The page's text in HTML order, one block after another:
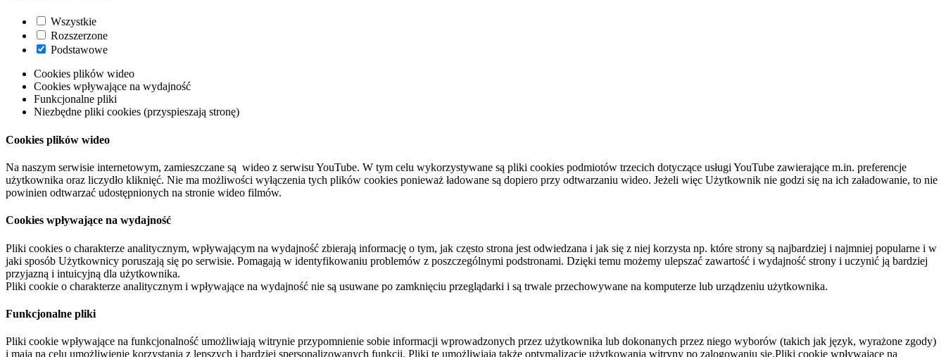
Wszystkie
Rozszerzone
Podstawowe
Cookies plików wideo
Cookies wpływające na wydajność
Funkcjonalne pliki
Niezbędne pliki cookies (przyspieszają stronę)
Cookies plików wideo
Na naszym serwisie internetowym, zamieszczane są wideo z serwisu YouTube. W tym celu wykorzystywane są pliki cookies podmiotów trzecich dotyczące usługi YouTube zawierające m.in. preferencje
użytkownika oraz liczydło kliknięć. Nie ma możliwości wyłączenia tych plików cookies ponieważ ładowane są dopiero przy odtwarzaniu wideo. Jeżeli więc Użytkownik nie godzi się na ich załadowanie, to nie
powinien odtwarzać udostępnionych na stronie wideo filmów.
Cookies wpływające na wydajność
Pliki cookies o charakterze analitycznym, wpływającym na wydajność zbierają informację o tym, jak często strona jest odwiedzana i jak się z niej korzysta np. które strony są najbardziej i najmniej popularne i w
jaki sposób Użytkownicy poruszają się po serwisie. Pomagają w identyfikowaniu problemów z poszczególnymi podstronami. Dzięki temu możemy ulepszać zawartość i wydajność strony i uczynić ją bardziej
przyjazną i intuicyjną dla użytkownika.
Pliki cookie o charakterze analitycznym i wpływające na wydajność nie są usuwane po zamknięciu przeglądarki i są trwale przechowywane na komputerze lub urządzeniu użytkownika.
Funkcjonalne pliki
Pliki cookie wpływające na funkcjonalność umożliwiają witrynie przypomnienie sobie informacji wprowadzonych przez użytkownika lub dokonanych przez niego wyborów (takich jak język, wyrażone zgody)
i mają na celu umożliwienie korzystania z lepszych i bardziej spersonalizowanych funkcji. Pliki te umożliwiają także optymalizację użytkowania witryny po zalogowaniu się.Pliki cookie wpływające na